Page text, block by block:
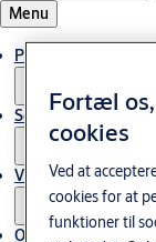
Menu
Produkter og
Service
Viden og cases
Om os
Fortæl
cookies
Ved at
cookies for at
funktioner til